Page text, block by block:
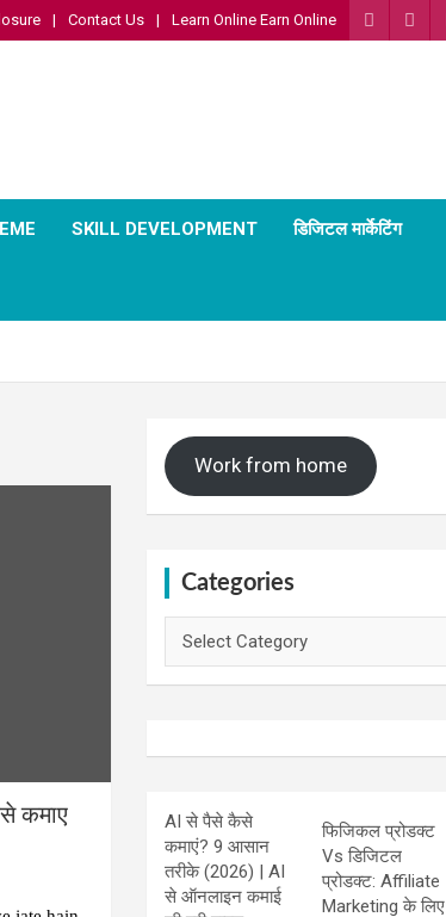
Contact Us Learn Online Earn Online
SKILL DEVELOPMENT डिजिटल मार्केटिंग
कमाए
Work from home
Categories
AI से पैसे कैसे
कमाएं? 9 आसान
तरीके (2026) | AI
से ऑनलाइन कमाई
फिजिकल प्रोडक्ट
Vs डिजिटल
प्रोडक्ट: Affiliate
Marketing के लिए